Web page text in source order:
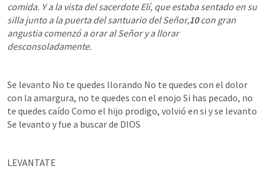
comida. Y a la vista del sacerdote Elí, que estaba sentado en su
silla junto a la puerta del santuario del Señor,10 con gran
angustia comenzó a orar al Señor y a llorar
desconsoladamente.
Se levanto No te quedes llorando No te quedes con el dolor
con la amargura, no te quedes con el enojo Si has pecado, no
te quedes caído Como el hijo prodigo, volvió en si y se levanto
Se levanto y fue a buscar de DIOS
LEVANTATE